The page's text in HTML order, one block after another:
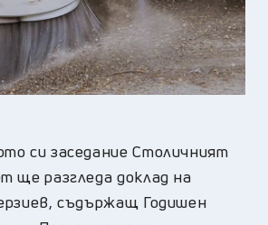
си заседание Столичният
ще разгледа доклад на
съдържащ Годишен